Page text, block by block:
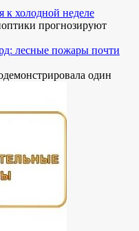
к холодной неделе
прогнозируют
лесные пожары почти
один